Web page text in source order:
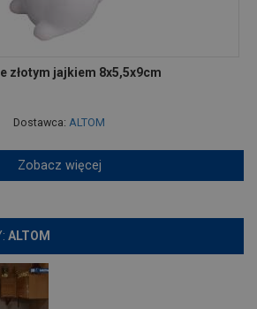
złotym jajkiem 8x5,5x9cm
Dostawca: ALTOM
Zobacz więcej
ALTOM